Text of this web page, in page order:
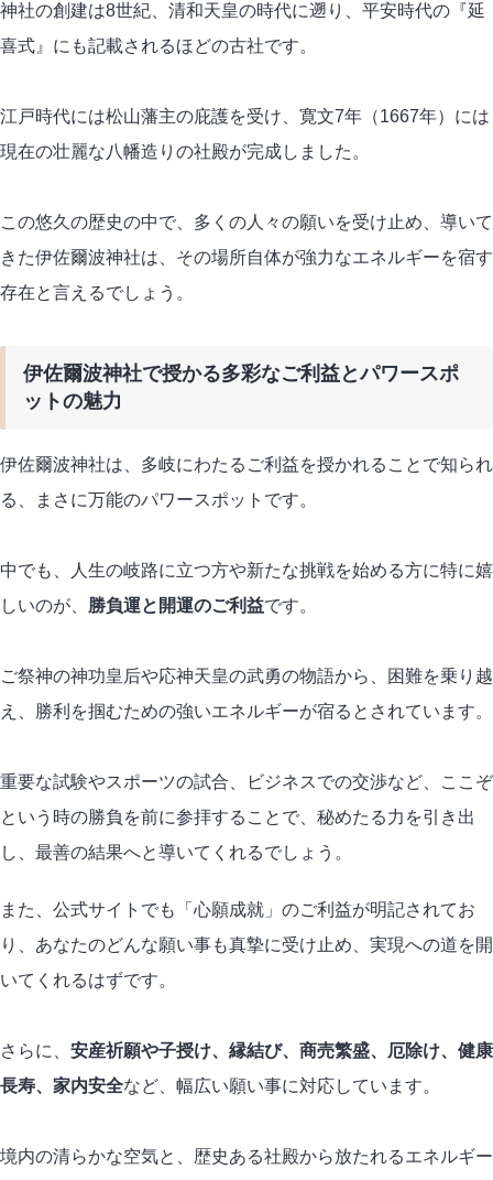
神社の創建は8世紀、清和天皇の時代に遡り、平安時代の『延
喜式』にも記載されるほどの古社です。
江戸時代には松山藩主の庇護を受け、寛文7年（1667年）には
現在の壮麗な八幡造りの社殿が完成しました。
この悠久の歴史の中で、多くの人々の願いを受け止め、導いて
きた伊佐爾波神社は、その場所自体が強力なエネルギーを宿す
存在と言えるでしょう。
伊佐爾波神社で授かる多彩なご利益とパワースポ
ットの魅力
伊佐爾波神社は、多岐にわたるご利益を授かれることで知られ
る、まさに万能のパワースポットです。
中でも、人生の岐路に立つ方や新たな挑戦を始める方に特に嬉
しいのが、 勝負運と開運のご利益です。
ご祭神の神功皇后や応神天皇の武勇の物語から、困難を乗り越
え、勝利を掴むための強いエネルギーが宿るとされています。
重要な試験やスポーツの試合、ビジネスでの交渉など、ここぞ
という時の勝負を前に参拝することで、秘めたる力を引き出
し、最善の結果へと導いてくれるでしょう。
また、公式サイトでも「心願成就」のご利益が明記されてお
り、あなたのどんな願い事も真摯に受け止め、実現への道を開
いてくれるはずです。
さらに、 安産祈願や子授け、縁結び、商売繁盛、厄除け、健康
長寿、家内安全など、幅広い願い事に対応しています。
境内の清らかな空気と、歴史ある社殿から放たれるエネルギー